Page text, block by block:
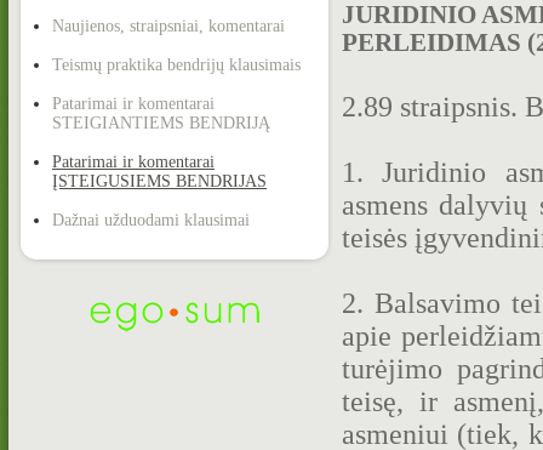
Naujienos, straipsniai, komentarai
Teismų praktika bendrijų klausimais
Patarimai ir komentarai
STEIGIANTIEMS BENDRIJĄ
Patarimai ir komentarai
ĮSTEIGUSIEMS BENDRIJAS
Dažnai užduodami klausimai
JURIDINIO
PERLEIDIMAS
2.89 straipsnis.
1. Juridinio
asmens
teisės
2. Balsavimo
apie
turėjimo
teisę, ir
asmeniui (tiek,